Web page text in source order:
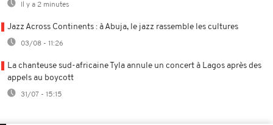
Il y a 2 minutes
Jazz Across Continents : à Abuja, le jazz rassemble les cultures
03/08 - 11:26
La chanteuse sud-africaine Tyla annule un concert à Lagos après des
appels au boycott
31/07 - 15:15